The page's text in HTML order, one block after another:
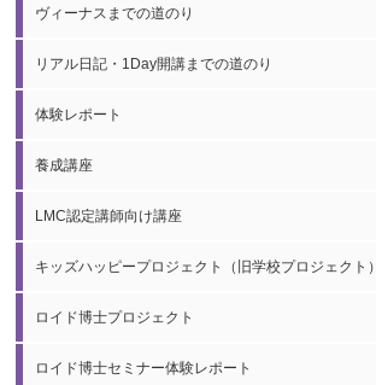
ヴィーナスまでの道のり
リアル日記・1Day開講までの道のり
体験レポート
養成講座
LMC認定講師向け講座
キッズハッピープロジェクト（旧学校プロジェクト）
ロイド博士プロジェクト
ロイド博士セミナー体験レポート